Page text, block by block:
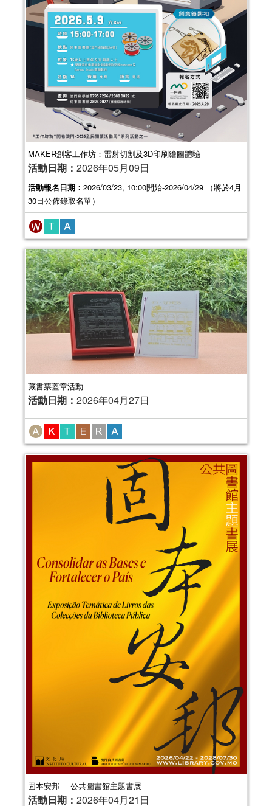
MAKER創客工作坊：雷射切割及3D印刷繪圖體驗
活動日期： 2026年05月09日
活動報名日期： 2026/03/23, 10:00開始-2026/04/29 （將於4月
30日公佈錄取名單）
藏書票蓋章活動
活動日期： 2026年04月27日
固本安邦──公共圖書館主題書展
活動日期： 2026年04月21日